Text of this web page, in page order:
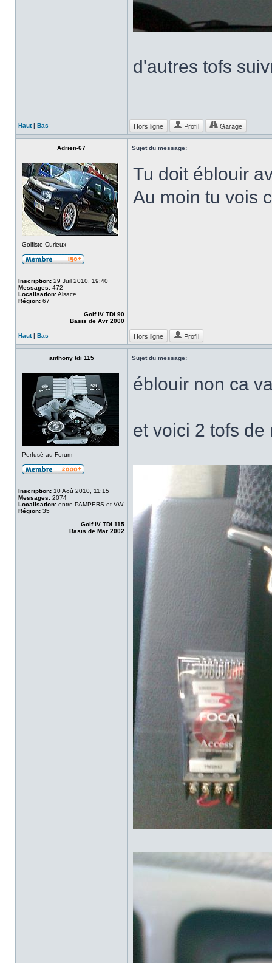
d'autres tofs
Haut| Bas Hors ligne Profil Garage
Adrien-67 Sujet du message:
Golfiste Curieux
Inscription: 29 Juil 2010, 19:40
Messages: 472
Localisation:Alsace
Région: 67
Golf IV TDI 90
Basis de Avr 2000
Tu doit éblouir
Au moin tu vois
Haut| Bas Hors ligne Profil
anthony tdi 115 Sujet du message:
Perfusé au Forum
Inscription: 10 Aoû 2010, 11:15
Messages: 2074
Localisation: entre PAMPERS et VW
Région: 35
Golf IV TDI 115
Basis de Mar 2002
éblouir non ca
et voici 2 tofs